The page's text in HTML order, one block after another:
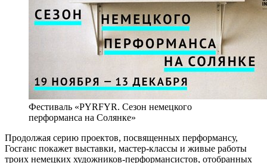
Фестиваль «PYRFYR. Сезон немецкого
перформанса на Солянке»
Продолжая серию проектов, посвященных перформансу,
Госганс покажет выставки, мастер-классы и живые работы
троих немецких художников-перформансистов, отобранных